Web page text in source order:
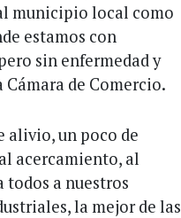
municipio local como
estamos con
sin enfermedad y
de Comercio.
alivio, un poco de
acercamiento, al
a nuestros
la mejor de las